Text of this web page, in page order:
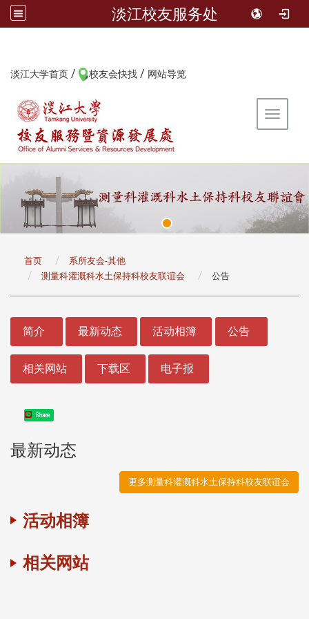
淡江校友服务处
淡江大学首页 / 校友会快找 / 网站导览
Toggle
首页
系所友会-其他
测量科灌溉科水土保持科校友联谊会
公告
简介 最新动态 活动相簿 公告
相关网站 下载区 电子报
Share
最新动态
更多测量科灌溉科水土保持科校友联谊会
活动相簿
相关网站